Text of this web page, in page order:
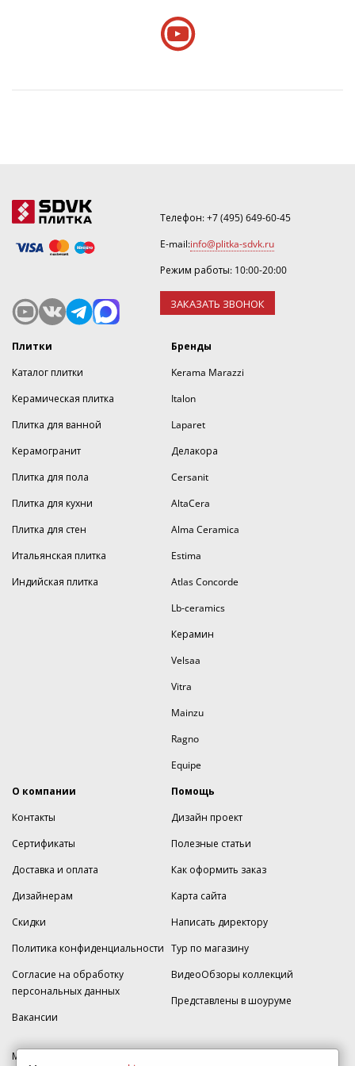
Телефон:+7 (495) 649-60-45
E-mail:info@plitka-sdvk.ru
Режим работы: 10:00-20:00
ЗАКАЗАТЬ ЗВОНОК
Плитки
Каталог плитки
Керамическая плитка
Плитка для ванной
Керамогранит
Плитка для пола
Плитка для кухни
Плитка для стен
Итальянская плитка
Индийская плитка
Бренды
Kerama Marazzi
Italon
Laparet
Делакора
Cersanit
AltaCera
Alma Ceramica
Estima
Atlas Concorde
Lb-ceramics
Керамин
Velsaa
Vitra
Mainzu
Ragno
Equipe
О компании
Контакты
Сертификаты
Доставка и оплата
Дизайнерам
Скидки
Политика конфиденциальности
Согласие на обработку
персональных данных
Вакансии
Помощь
Дизайн проект
Полезные статьи
Как оформить заказ
Карта сайта
Написать директору
Тур по магазину
ВидеоОбзоры коллекций
Представлены в шоуруме
МКАД 2км внешняя сторона, д. 2, ТРЦ "Шоколад" (РИО) Реутов, -1